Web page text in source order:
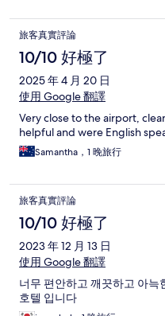
旅客真實評論
10/10 好極了
2025 年 4 月 20 日
使用 Google 翻譯
Very close to the airport,
helpful and were English
Samantha，1 晚旅行
旅客真實評論
10/10 好極了
2023 年 12 月 13 日
使用 Google 翻譯
너무 편안하고 깨끗하고 아
호텔 입니다